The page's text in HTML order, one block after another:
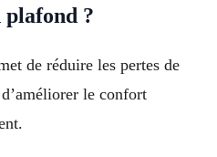
?
de réduire les pertes de
le confort